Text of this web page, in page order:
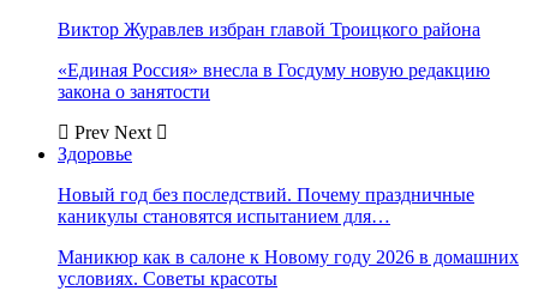
Виктор Журавлев избран главой Троицкого района
«Единая Россия» внесла в Госдуму новую редакцию
закона о занятости
Prev Next
Здоровье
Новый год без последствий. Почему праздничные
каникулы становятся испытанием для…
Маникюр как в салоне к Новому году 2026 в домашних
условиях. Советы красоты